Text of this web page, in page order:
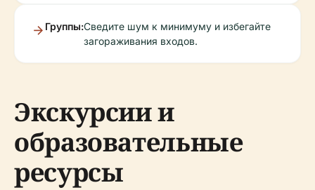
Группы:Сведите шум к минимуму и избегайте
загораживания входов.
Экскурсии и
образовательные
ресурсы